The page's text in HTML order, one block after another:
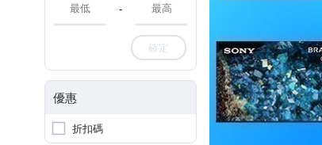
-
確定
優惠
折扣碼